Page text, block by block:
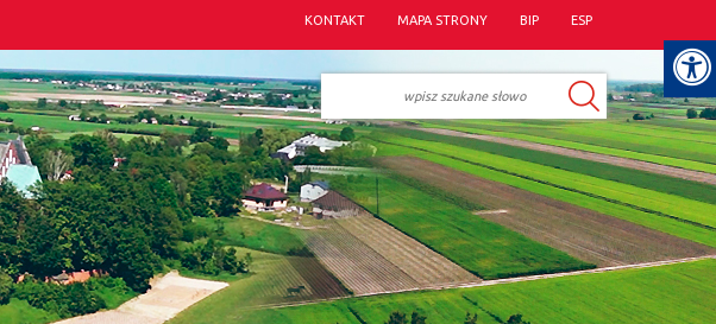
KONTAKT MAPA STRONY BIP ESP